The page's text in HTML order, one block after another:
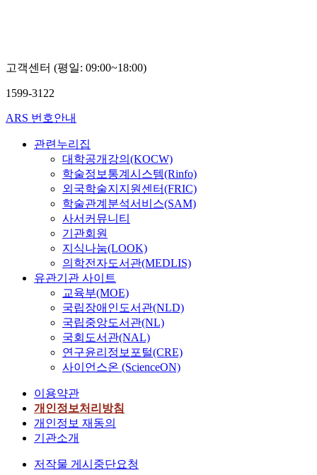
고객센터 (평일: 09:00~18:00)
1599-3122
ARS 번호안내
관련누리집
대학공개강의(KOCW)
학술정보통계시스템(Rinfo)
외국학술지지원센터(FRIC)
학술관계분석서비스(SAM)
사서커뮤니티
기관회원
지식나눔(LOOK)
의학전자도서관(MEDLIS)
유관기관 사이트
교육부(MOE)
국립장애인도서관(NLD)
국립중앙도서관(NL)
국회도서관(NAL)
연구윤리정보포털(CRE)
사이언스온 (ScienceON)
이용약관
개인정보처리방침
개인정보 재동의
기관소개
저작물 게시중단요청